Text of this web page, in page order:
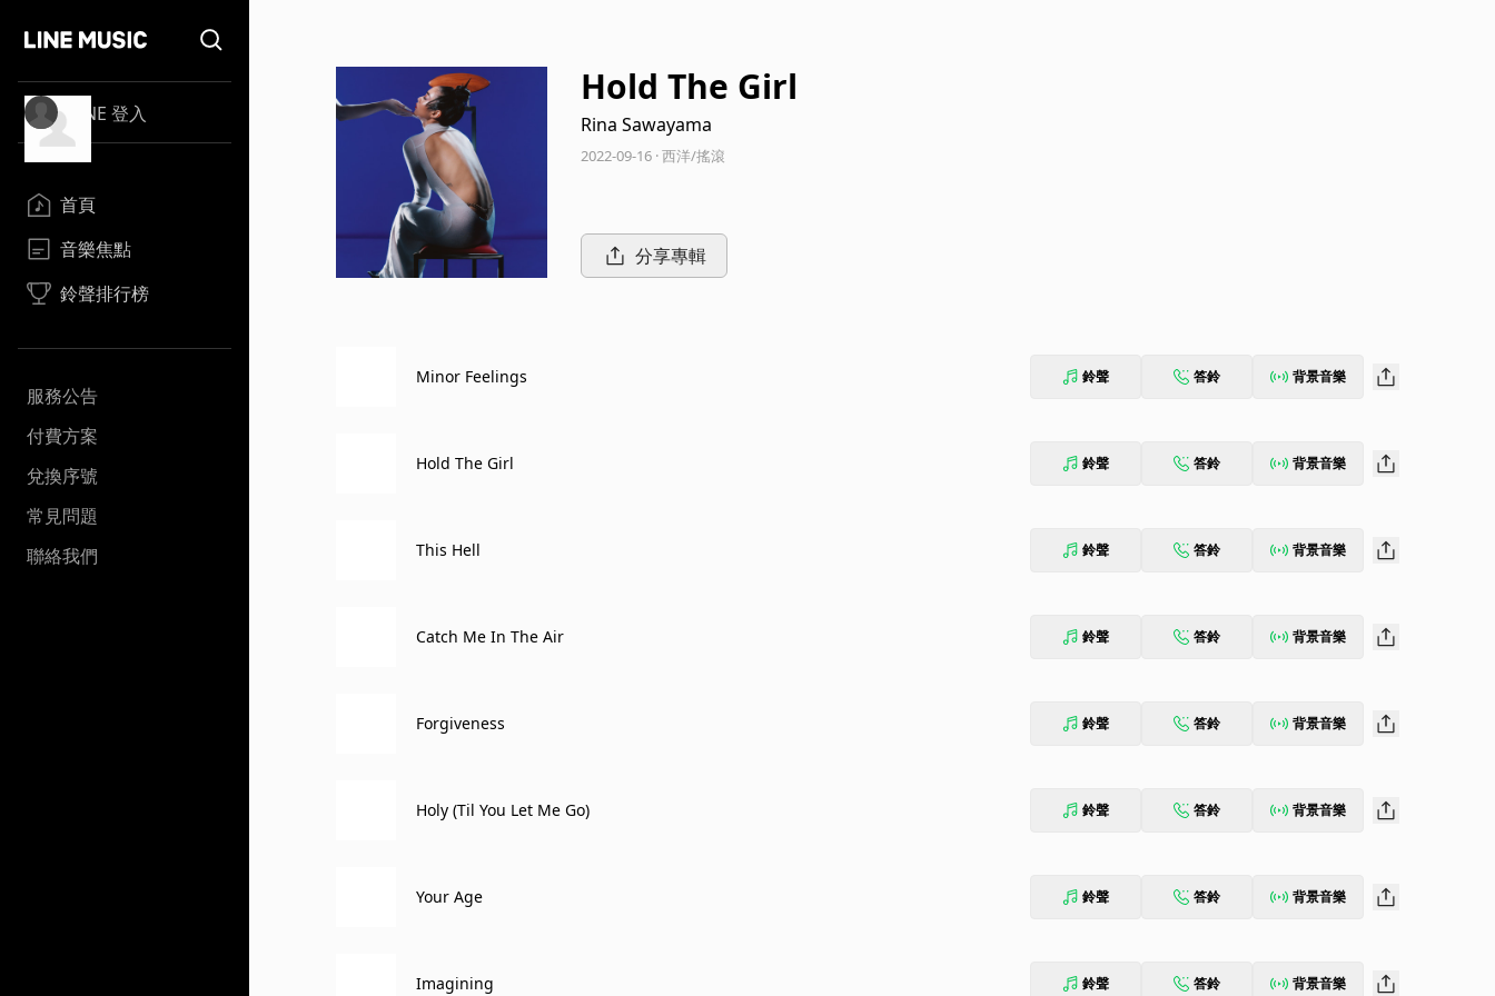
LINE 登入
首頁
音樂焦點
鈴聲排行榜
服務公告
付費方案
兌換序號
常見問題
聯絡我們
Hold The Girl
Rina Sawayama
2022-09-16 · 西洋/搖滾
分享專輯
Minor Feelings 鈴聲 答鈴 背景音樂
Hold The Girl 鈴聲 答鈴 背景音樂
This Hell 鈴聲 答鈴 背景音樂
Catch Me In The Air 鈴聲 答鈴 背景音樂
Forgiveness 鈴聲 答鈴 背景音樂
Holy (Til You Let Me Go) 鈴聲 答鈴 背景音樂
Your Age 鈴聲 答鈴 背景音樂
Imagining 鈴聲 答鈴 背景音樂